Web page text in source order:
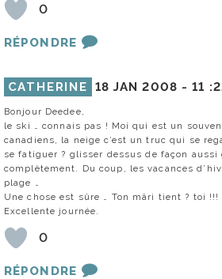
0
RÉPONDRE
CATHERINE 18 JAN 2008 -11
Bonjour Deedee,
le ski … connais pas ! Moi qui est un
canadiens, la neige c’est un truc qui se
se fatiguer ? glisser dessus de façon aussi
complètement. Du coup, les vacances
plage …
Une chose est sûre … Ton mâri tient ? toi !!!
Excellente journée.
0
RÉPONDRE